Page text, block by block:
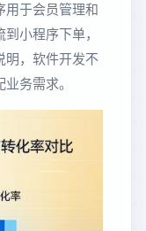
用于会员管理和
小程序下单，
明，软件开发不
务需求。